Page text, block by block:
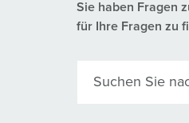
Sie haben Fragen
für Ihre Fragen zu
Suchen Sie